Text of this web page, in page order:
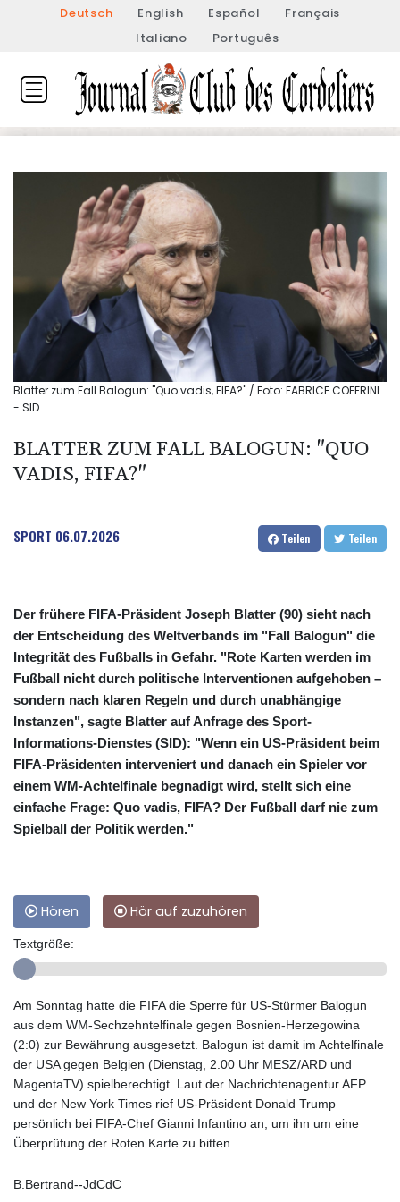
Deutsch English Español
Français
Italiano
Português
Blatter zum Fall Balogun: "Quo vadis, FIFA?" / Foto: FABRICE COFFRINI
- SID
BLATTER ZUM FALL BALOGUN: "QUO
VADIS, FIFA?"
SPORT 06.07.2026 Teilen Teilen
Der frühere FIFA-Präsident Joseph Blatter (90) sieht nach
der Entscheidung des Weltverbands im "Fall Balogun" die
Integrität des Fußballs in Gefahr. "Rote Karten werden im
Fußball nicht durch politische Interventionen aufgehoben –
sondern nach klaren Regeln und durch unabhängige
Instanzen", sagte Blatter auf Anfrage des Sport-
Informations-Dienstes (SID): "Wenn ein US-Präsident beim
FIFA-Präsidenten interveniert und danach ein Spieler vor
einem WM-Achtelfinale begnadigt wird, stellt sich eine
einfache Frage: Quo vadis, FIFA? Der Fußball darf nie zum
Spielball der Politik werden."
Hören Hör auf zuzuhören
Textgröße:
Am Sonntag hatte die FIFA die Sperre für US-Stürmer Balogun
aus dem WM-Sechzehntelfinale gegen Bosnien-Herzegowina
(2:0) zur Bewährung ausgesetzt. Balogun ist damit im Achtelfinale
der USA gegen Belgien (Dienstag, 2.00 Uhr MESZ/ARD und
MagentaTV) spielberechtigt. Laut der Nachrichtenagentur AFP
und der New York Times rief US-Präsident Donald Trump
persönlich bei FIFA-Chef Gianni Infantino an, um ihn um eine
Überprüfung der Roten Karte zu bitten.
B.Bertrand--JdCdC